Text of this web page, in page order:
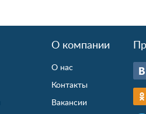
О компании
О нас
Контакты
Вакансии